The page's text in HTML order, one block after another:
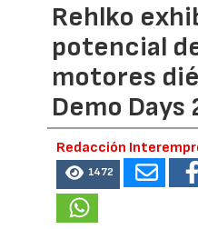
Rehlko
potencial
motores
Demo Days
Redacción
1472